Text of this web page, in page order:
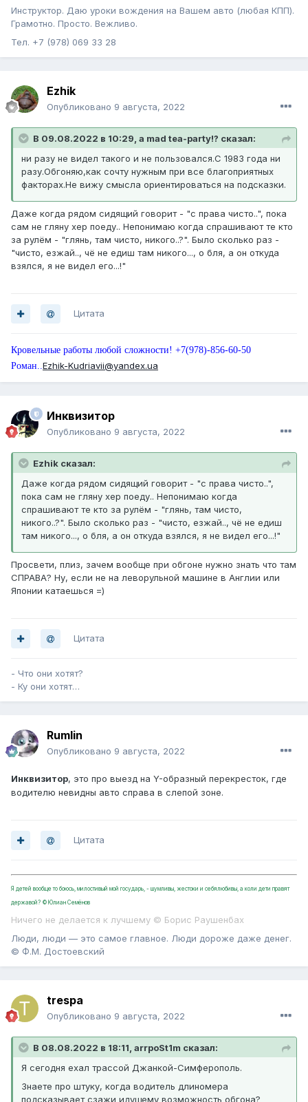
Инструктор. Даю уроки вождения на Вашем авто (любая КПП).
Грамотно. Просто. Вежливо.
Тел. +7 (978) 069 33 28
Ezhik
Опубликовано 9 августа, 2022
В 09.08.2022 в 10:29, a mad tea-party!? сказал:
ни разу не видел такого и не пользовался.С 1983 года ни
разу.Обгоняю,как сочту нужным при все благоприятных
факторах.Не вижу смысла ориентироваться на подсказки.
Даже когда рядом сидящий говорит - "с права чисто..", пока
сам не гляну хер поеду.. Непонимаю когда спрашивают те кто
за рулём - "глянь, там чисто, никого..?". Было сколько раз -
"чисто, езжай.., чё не едиш там никого..., о бля, а он откуда
взялся, я не видел его...!"
Цитата
Кровельные работы любой сложности! +7(978)-856-60-50
Роман..Ezhik-Kudriavii@yandex.ua
Инквизитор
Опубликовано 9 августа, 2022
Ezhik сказал:
Даже когда рядом сидящий говорит - "с права чисто..",
пока сам не гляну хер поеду.. Непонимаю когда
спрашивают те кто за рулём - "глянь, там чисто,
никого..?". Было сколько раз - "чисто, езжай.., чё не едиш
там никого..., о бля, а он откуда взялся, я не видел его...!"
Просвети, плиз, зачем вообще при обгоне нужно знать что там
СПРАВА? Ну, если не на леворульной машине в Англии или
Японии катаешься =)
Цитата
- Что они хотят?
- Ку они хотят…
Rumlin
Опубликовано 9 августа, 2022
Инквизитор, это про выезд на Y-образный перекресток, где
водителю невидны авто справа в слепой зоне.
Цитата
Я детей вообще то боюсь, милостивый мой государь, - шумливы, жестоки и себялюбивы, а коли дети правят
державой? ©Юлиан Семёнов
Ничего не делается к лучшему © Борис Раушенбах
Люди, люди — это самое главное. Люди дороже даже денег.
© Ф.М. Достоевский
trespa
Опубликовано 9 августа, 2022
В 08.08.2022 в 18:11, arrpoSt1m сказал:
Я сегодня ехал трассой Джанкой-Симферополь.
Знаете про штуку, когда водитель длиномера
подсказывает сзажи идущему возможность обгона?